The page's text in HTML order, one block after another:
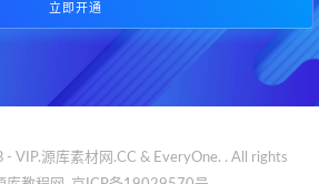
立即开通
VIP.源库素材网.CC & EveryOne. . All rights